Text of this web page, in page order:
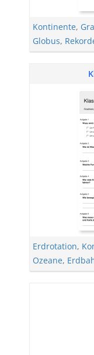
Kontinente,
Globus,
Erdrotation,
Ozeane,